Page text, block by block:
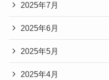
2025年7月
2025年6月
2025年5月
2025年4月